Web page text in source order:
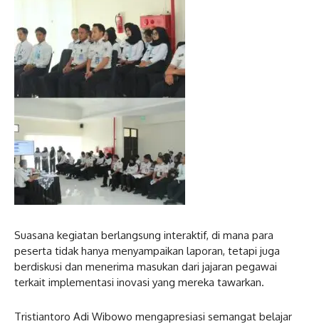
Suasana kegiatan berlangsung interaktif, di mana para
peserta tidak hanya menyampaikan laporan, tetapi juga
berdiskusi dan menerima masukan dari jajaran pegawai
terkait implementasi inovasi yang mereka tawarkan.
Tristiantoro Adi Wibowo mengapresiasi semangat belajar